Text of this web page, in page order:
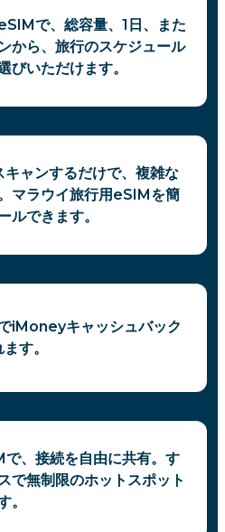
で、総容量、1日、また
から、旅行のスケジュール
びいただけます。
キャンするだけで、複雑な
マラウイ旅行用eSIMを簡
ルできます。
iMoneyキャッシュバック
す。
、接続を自由に共有。す
で無制限のホットスポット
。